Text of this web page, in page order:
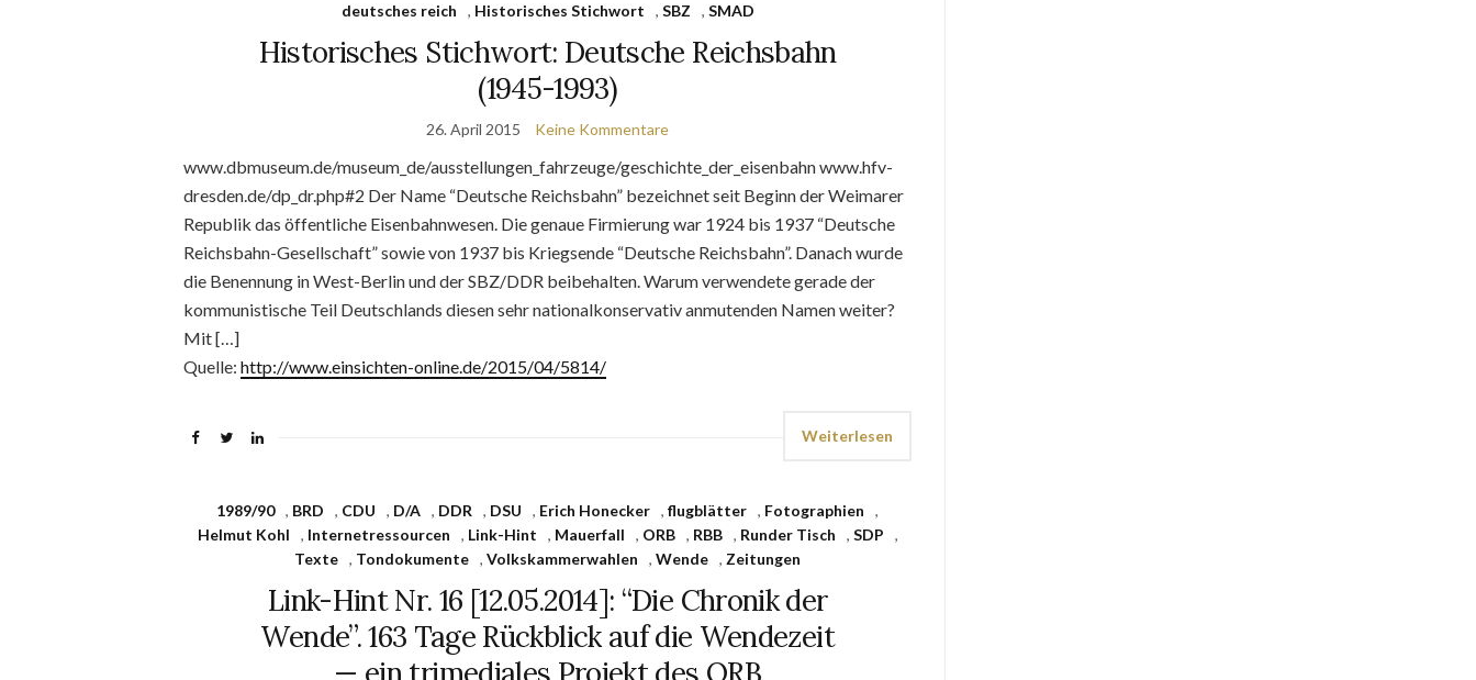
deutsches reich
, Historisches Stichwort , SBZ , SMAD
Historisches Stichwort: Deutsche Reichsbahn
(1945-1993)
26. April 2015 Keine Kommentare
www.dbmuseum.de/museum_de/ausstellungen_fahrzeuge/geschichte_der_eisenbahn www.hfv-
dresden.de/dp_dr.php#2 Der Name “Deutsche Reichsbahn” bezeichnet seit Beginn der Weimarer
Republik das öffentliche Eisenbahnwesen. Die genaue Firmierung war 1924 bis 1937 “Deutsche
Reichsbahn-Gesellschaft” sowie von 1937 bis Kriegsende “Deutsche Reichsbahn”. Danach wurde
die Benennung in West-Berlin und der SBZ/DDR beibehalten. Warum verwendete gerade der
kommunistische Teil Deutschlands diesen sehr nationalkonservativ anmutenden Namen weiter?
Mit […]
Quelle: http://www.einsichten-online.de/2015/04/5814/
Weiterlesen
1989/90 , BRD , CDU , D/A , DDR , DSU , Erich Honecker ,flugblätter , Fotographien
,
Helmut Kohl
, Internetressourcen , Link-Hint , Mauerfall , ORB , RBB , Runder Tisch , SDP
,
Texte , Tondokumente ,Volkskammerwahlen ,Wende , Zeitungen
Link-Hint Nr. 16 [12.05.2014]: “Die Chronik der
Wende”. 163 Tage Rückblick auf die Wendezeit